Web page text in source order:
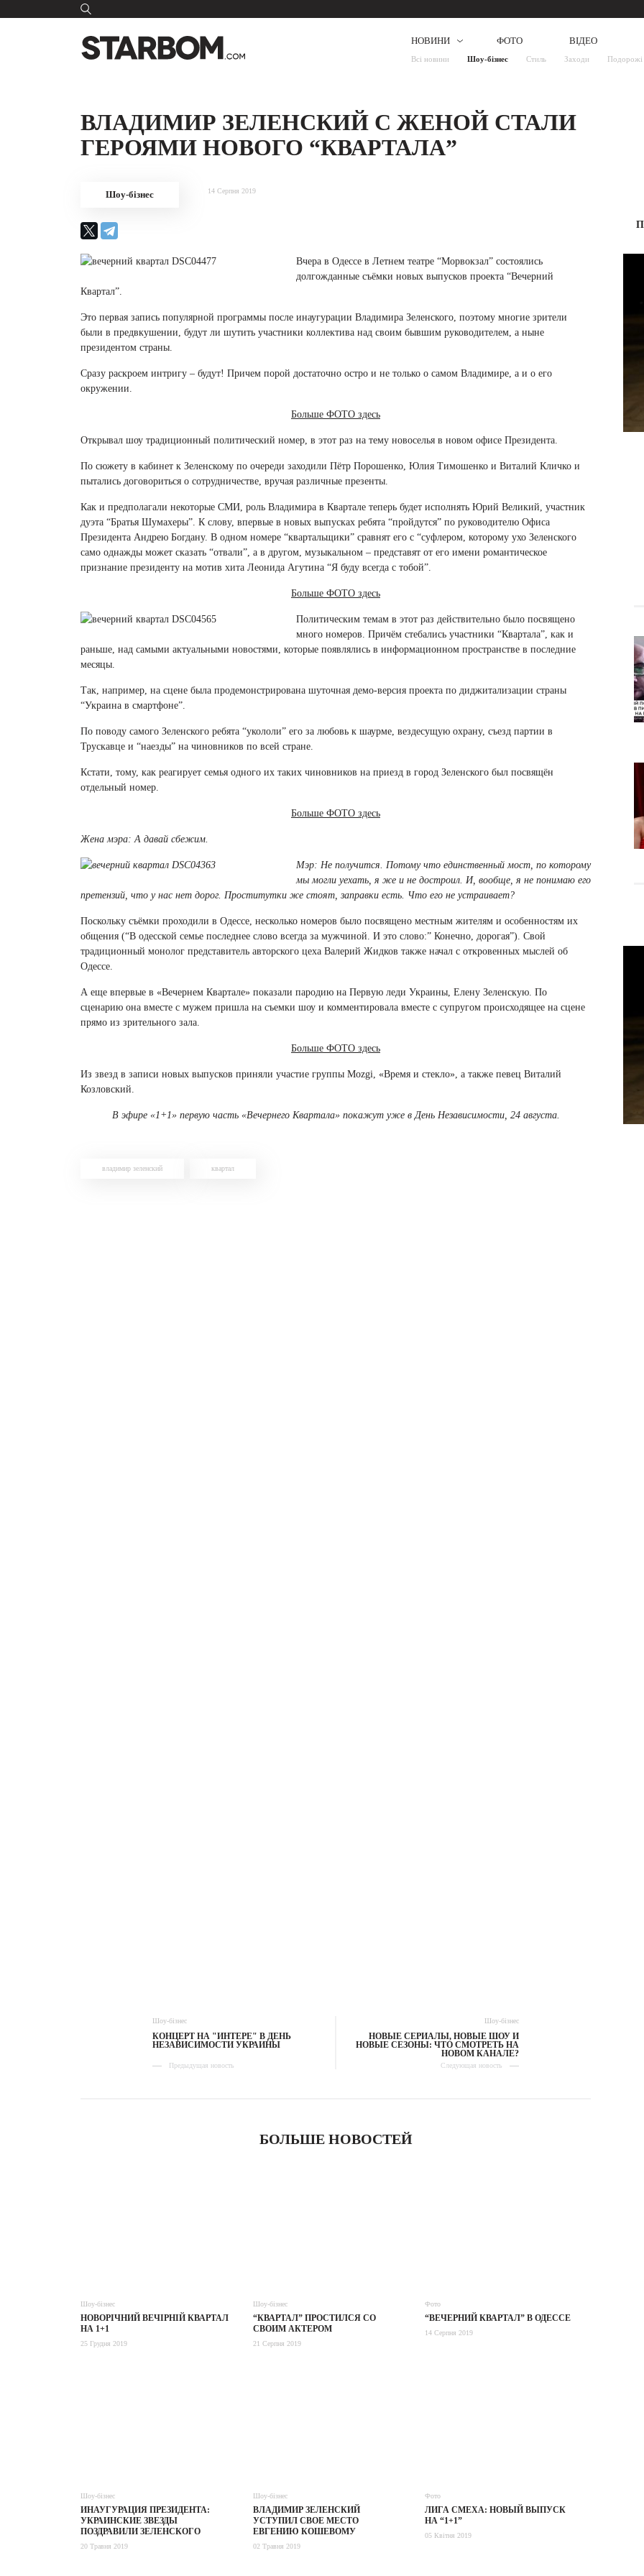
НОВИНИ
Всі новини Шоу-бізнес Стиль Заходи Подорожі
ФОТО ВІДЕО
ВЛАДИМИР ЗЕЛЕНСКИЙ С ЖЕНОЙ СТАЛИ
ГЕРОЯМИ НОВОГО “КВАРТАЛА”
Шоу-бізнес 14 Серпня 2019
Вчера в Одессе в Летнем театре “Морвокзал” состоялись
долгожданные съёмки новых выпусков проекта “Вечерний
Квартал”.
Это первая запись популярной программы после инаугурации Владимира Зеленского, поэтому многие зрители
были в предвкушении, будут ли шутить участники коллектива над своим бывшим руководителем, а ныне
президентом страны.
Сразу раскроем интригу – будут! Причем порой достаточно остро и не только о самом Владимире, а и о его
окружении.
Больше ФОТО здесь
Открывал шоу традиционный политический номер, в этот раз на тему новоселья в новом офисе Президента.
По сюжету в кабинет к Зеленскому по очереди заходили Пётр Порошенко, Юлия Тимошенко и Виталий Кличко и
пытались договориться о сотрудничестве, вручая различные презенты.
Как и предполагали некоторые СМИ, роль Владимира в Квартале теперь будет исполнять Юрий Великий, участник
дуэта “Братья Шумахеры”. К слову, впервые в новых выпусках ребята “пройдутся” по руководителю Офиса
Президента Андрею Богдану. В одном номере “квартальщики” сравнят его с “суфлером, которому ухо Зеленского
само однажды может сказать “отвали”, а в другом, музыкальном – представят от его имени романтическое
признание президенту на мотив хита Леонида Агутина “Я буду всегда с тобой”.
Больше ФОТО здесь
Политическим темам в этот раз действительно было посвящено
много номеров. Причём стебались участники “Квартала”, как и
раньше, над самыми актуальными новостями, которые появлялись в информационном пространстве в последние
месяцы.
Так, например, на сцене была продемонстрирована шуточная демо-версия проекта по диджитализации страны
“Украина в смартфоне”.
По поводу самого Зеленского ребята “укололи” его за любовь к шаурме, вездесущую охрану, съезд партии в
Трускавце и “наезды” на чиновников по всей стране.
Кстати, тому, как реагирует семья одного их таких чиновников на приезд в город Зеленского был посвящён
отдельный номер.
Больше ФОТО здесь
Жена мэра: А давай сбежим.
Мэр: Не получится. Потому что единственный мост, по которому
мы могли уехать, я же и не достроил. И, вообще, я не понимаю его
претензий, что у нас нет дорог. Проститутки же стоят, заправки есть. Что его не устраивает?
Поскольку съёмки проходили в Одессе, несколько номеров было посвящено местным жителям и особенностям их
общения (“В одесской семье последнее слово всегда за мужчиной. И это слово:” Конечно, дорогая”). Свой
традиционный монолог представитель авторского цеха Валерий Жидков также начал с откровенных мыслей об
Одессе.
А еще впервые в «Вечернем Квартале» показали пародию на Первую леди Украины, Елену Зеленскую. По
сценарию она вместе с мужем пришла на съемки шоу и комментировала вместе с супругом происходящее на сцене
прямо из зрительного зала.
Больше ФОТО здесь
Из звезд в записи новых выпусков приняли участие группы Mozgi, «Время и стекло», а также певец Виталий
Козловский.
В эфире «1+1» первую часть «Вечернего Квартала» покажут уже в День Независимости, 24 августа.
владимир зеленский квартал
Шоу-бізнес
КОНЦЕРТ НА "ИНТЕРЕ" В ДЕНЬ
НЕЗАВИСИМОСТИ УКРАИНЫ
Предыдущая новость
Шоу-бізнес
НОВЫЕ СЕРИАЛЫ, НОВЫЕ ШОУ И
НОВЫЕ СЕЗОНЫ: ЧТО СМОТРЕТЬ НА
НОВОМ КАНАЛЕ?
Следующая новость
БОЛЬШЕ НОВОСТЕЙ
Шоу-бізнес
НОВОРІЧНИЙ ВЕЧІРНІЙ КВАРТАЛ
НА 1+1
25 Грудня 2019
Шоу-бізнес
“КВАРТАЛ” ПРОСТИЛСЯ СО
СВОИМ АКТЕРОМ
21 Серпня 2019
Фото
“ВЕЧЕРНИЙ КВАРТАЛ” В ОДЕССЕ
14 Серпня 2019
Шоу-бізнес
ИНАУГУРАЦИЯ ПРЕЗИДЕНТА:
УКРАИНСКИЕ ЗВЕЗДЫ
ПОЗДРАВИЛИ ЗЕЛЕНСКОГО
20 Травня 2019
Шоу-бізнес
ВЛАДИМИР ЗЕЛЕНСКИЙ
УСТУПИЛ СВОЕ МЕСТО
ЕВГЕНИЮ КОШЕВОМУ
02 Травня 2019
Фото
ЛИГА СМЕХА: НОВЫЙ ВЫПУСК
НА “1+1”
05 Квітня 2019